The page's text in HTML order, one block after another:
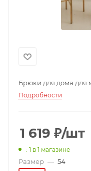
Брюки для дома для
Подробности
1 619 ₽/шт
: 1 в 1 магазине
Размер — 54